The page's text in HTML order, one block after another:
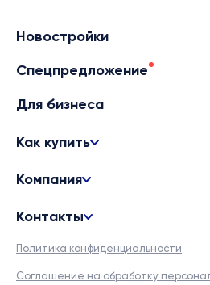
Новостройки
Спецпредложение
Для бизнеса
Как купить
Компания
Контакты
Политика конфиденциальности
Соглашение на обработку